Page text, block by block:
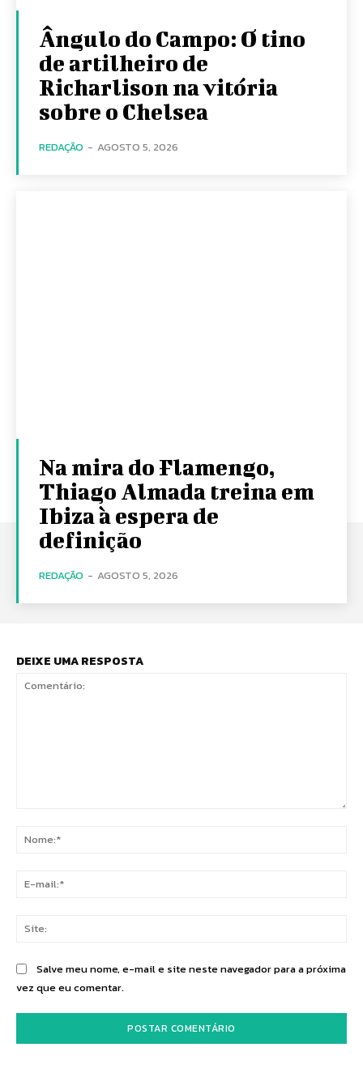
Ângulo do Campo: O tino
de artilheiro de
Richarlison na vitória
sobre o Chelsea
REDAÇÃO - AGOSTO 5, 2026
Na mira do Flamengo,
Thiago Almada treina em
Ibiza à espera de
definição
REDAÇÃO - AGOSTO 5, 2026
DEIXE UMA RESPOSTA
Salve meu nome, e-mail e site neste navegador para a próxima
vez que eu comentar.